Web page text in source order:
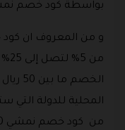
بواسطة كود خصم
و من المعروف ان
من
المحلية للدولة التي
من كود خصم نمشي 40%.